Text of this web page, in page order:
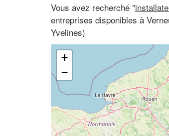
Vous avez recherché "
entreprises disponibles à
Yvelines)
+
−